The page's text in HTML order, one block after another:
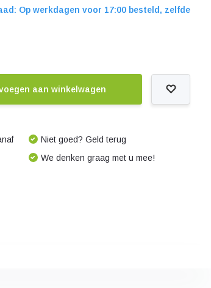
Op werkdagen voor 17:00 besteld, zelfde
aan winkelwagen
Niet goed? Geld terug
We denken graag met u mee!